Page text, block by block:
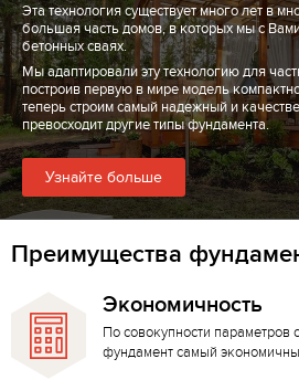
Эта технология существует много лет в
большая часть домов, в которых мы с
бетонных сваях.
Мы адаптировали эту технологию для
построив первую в мире модель
теперь строим самый надежный и
превосходит другие типы фундамента.
Узнайте больше
Преимущества
Экономичность
По совокупности параметров
фундамент самый